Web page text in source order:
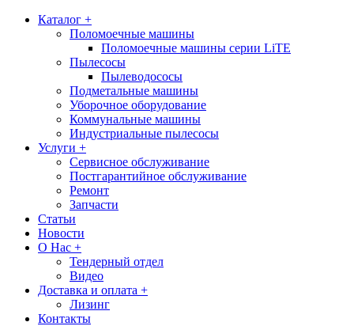
Каталог +
Поломоечные машины
Поломоечные машины серии LiTE
Пылесосы
Пылеводососы
Подметальные машины
Уборочное оборудование
Коммунальные машины
Индустриальные пылесосы
Услуги +
Сервисное обслуживание
Постгарантийное обслуживание
Ремонт
Запчасти
Статьи
Новости
О Нас +
Тендерный отдел
Видео
Доставка и оплата +
Лизинг
Контакты